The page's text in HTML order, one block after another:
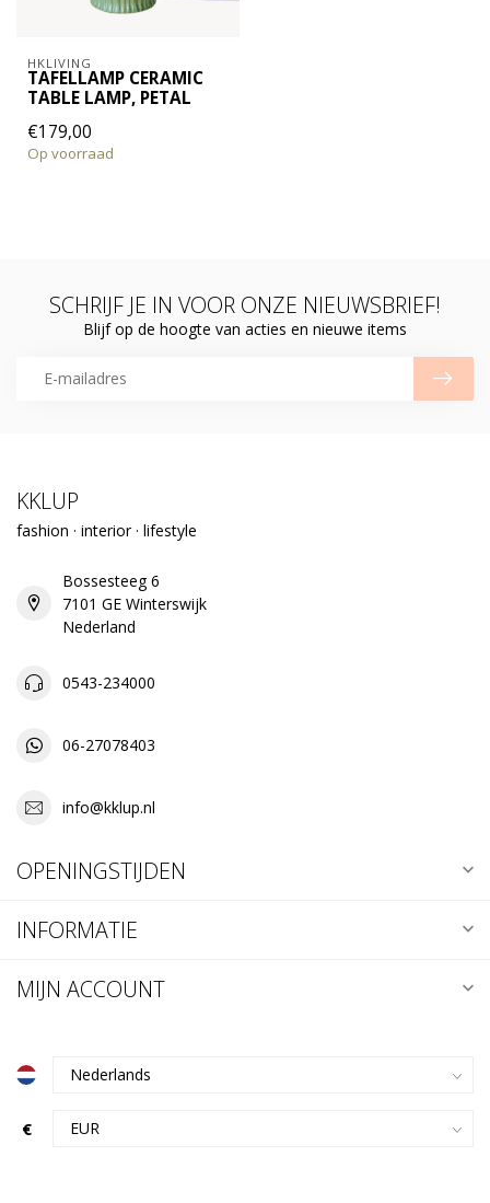
HKLIVING
TAFELLAMP CERAMIC
TABLE LAMP, PETAL
€179,00
Op voorraad
SCHRIJF JE IN VOOR ONZE NIEUWSBRIEF!
Blijf op de hoogte van acties en nieuwe items
KKLUP
fashion · interior · lifestyle
Bossesteeg 6
7101 GE Winterswijk
Nederland
0543-234000
06-27078403
info@kklup.nl
OPENINGSTIJDEN
INFORMATIE
MIJN ACCOUNT
€